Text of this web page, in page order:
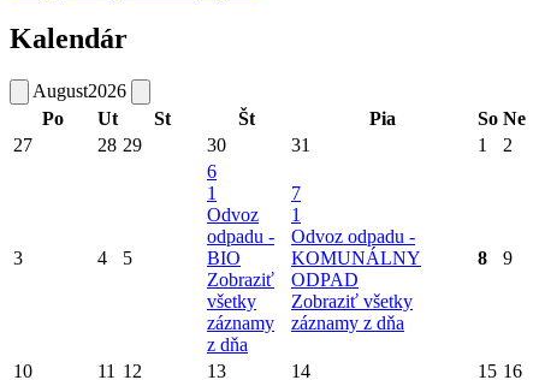
Kalendár
August2026
Po
Ut St Št Pia So Ne
27
28 29 30 31 1 2
3 4 5
6
1
Odvoz
odpadu -
BIO
Zobraziť
všetky
záznamy
z dňa
7
1
Odvoz odpadu -
KOMUNÁLNY
ODPAD
Zobraziť všetky
záznamy z dňa
8 9
10 11 12 13 14 15 16